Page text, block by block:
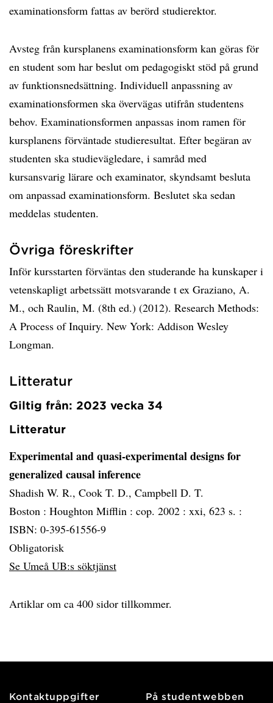
examinationsform fattas av berörd studierektor.
Avsteg från kursplanens examinationsform kan göras för
en student som har beslut om pedagogiskt stöd på grund
av funktionsnedsättning. Individuell anpassning av
examinationsformen ska övervägas utifrån studentens
behov. Examinationsformen anpassas inom ramen för
kursplanens förväntade studieresultat. Efter begäran av
studenten ska studievägledare, i samråd med
kursansvarig lärare och examinator, skyndsamt besluta
om anpassad examinationsform. Beslutet ska sedan
meddelas studenten.
Övriga föreskrifter
Inför kursstarten förväntas den studerande ha kunskaper i
vetenskapligt arbetssätt motsvarande t ex Graziano, A.
M., och Raulin, M. (8th ed.) (2012). Research Methods:
A Process of Inquiry. New York: Addison Wesley
Longman.
Litteratur
Giltig från: 2023 vecka 34
Litteratur
Experimental and quasi-experimental designs for
generalized causal inference
Shadish W. R., Cook T. D., Campbell D. T.
Boston : Houghton Mifflin : cop. 2002 : xxi, 623 s. :
ISBN: 0-395-61556-9
Obligatorisk
Se Umeå UB:s söktjänst
Artiklar om ca 400 sidor tillkommer.
Kontaktuppgifter På studentwebben